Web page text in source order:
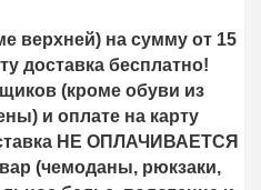
верхней) на сумму от 15
доставка бесплатно!
(кроме обуви из
и оплате на карту
НЕ ОПЛАЧИВАЕТСЯ
(чемоданы, рюкзаки,